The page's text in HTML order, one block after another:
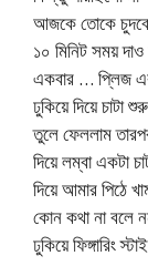
আজকে তোকে
১০ মিনিট সময়
একবার … প্লিজ
ঢুকিয়ে দিয়ে
তুলে ফেললাম
দিয়ে লম্বা একটা
দিয়ে আমার পিঠে
কোন কথা না বলে
ঢুকিয়ে ফিঙ্গারিং